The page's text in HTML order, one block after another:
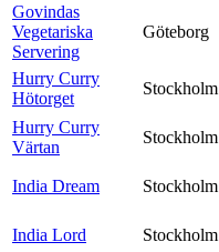
Govindas
Vegetariska
Servering
Göteborg
Hurry Curry
Hötorget
Stockholm
Hurry Curry
Värtan
Stockholm
India Dream Stockholm
India Lord Stockholm